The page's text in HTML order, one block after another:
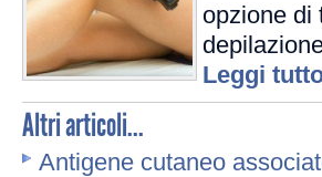
opzione di
Leggi
Altri articoli...
Antigene cutaneo